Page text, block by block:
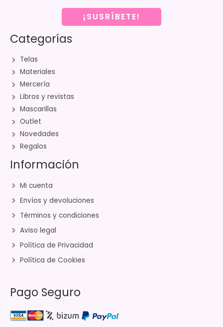
¡SUSRÍBETE!
Categorías
Telas
Materiales
Mercería
Libros y revistas
Mascarillas
Outlet
Novedades
Regalos
Información
Mi cuenta
Envíos y devoluciones
Términos y condiciones
Aviso legal
Política de Privacidad
Política de Cookies
Pago Seguro